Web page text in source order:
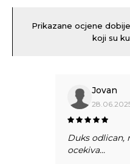
Prikazane ocjene
koji su
Jovan
Duks odlican,
ocekiva...